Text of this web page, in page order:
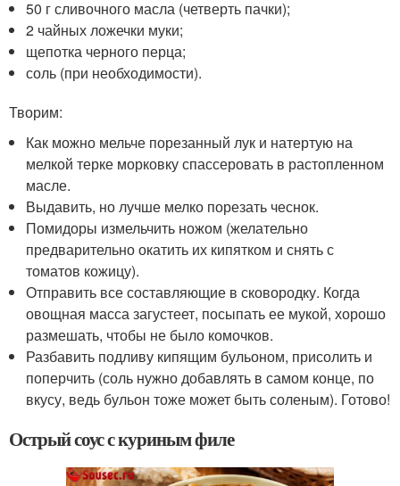
50 г сливочного масла (четверть пачки);
2 чайных ложечки муки;
щепотка черного перца;
соль (при необходимости).
Творим:
Как можно мельче порезанный лук и натертую на
мелкой терке морковку спассеровать в растопленном
масле.
Выдавить, но лучше мелко порезать чеснок.
Помидоры измельчить ножом (желательно
предварительно окатить их кипятком и снять с
томатов кожицу).
Отправить все составляющие в сковородку. Когда
овощная масса загустеет, посыпать ее мукой, хорошо
размешать, чтобы не было комочков.
Разбавить подливу кипящим бульоном, присолить и
поперчить (соль нужно добавлять в самом конце, по
вкусу, ведь бульон тоже может быть соленым). Готово!
Острый соус с куриным филе